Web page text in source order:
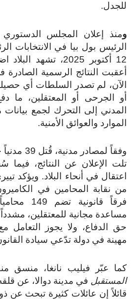
للجدل.
ومنذ إعلان المجلس
الرئيس بول بيا في الانتخابات
12 أكتوبر 2025،
الآن، لم تصدر السلطات أي
أو الجرحى أو المعتقلين، ما
المدني إلى التحرك لجمع بيانات
الموارد والعوائق الأمنية.
وفقاً
اعتقال في أنحاء البلاد. ويؤكد
من نقابة المحامين في
فرقاً
مساعدة مجانية للمعتقلين،
حق الدفاع، ولا يجوز التعامل
مهينة في دولة تدّعي سيادة
كما عبّر فيليب نانغا، منسق
المستقبل في مدينة دوالا، عن
قائلاً إن عائلات كثيرة تبحث عن